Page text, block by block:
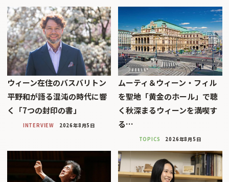
ウィーン在住のバスバリトン
平野和が語る混沌の時代に響
く「7つの封印の書」
INTERVIEW 2026年8月5日
ムーティ＆ウィーン・フィル
を聖地「黄金のホール」で聴
く秋深まるウィーンを満喫す
る…
TOPICS 2026年8月5日